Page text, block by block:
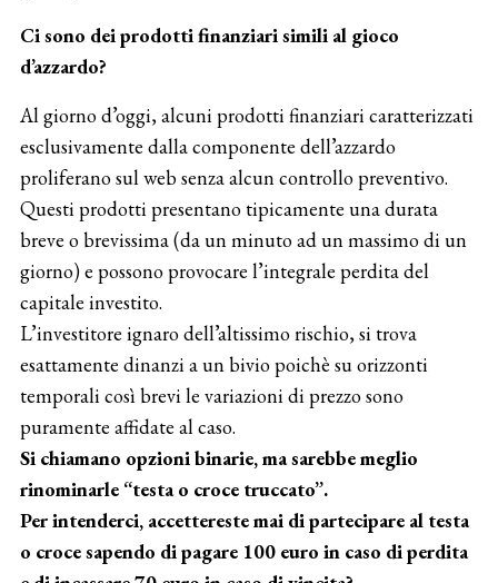
Ci sono dei prodotti finanziari simili al gioco
d’azzardo?
Al giorno d’oggi, alcuni prodotti finanziari caratterizzati
esclusivamente dalla componente dell’azzardo
proliferano sul web senza alcun controllo preventivo.
Questi prodotti presentano tipicamente una durata
breve o brevissima (da un minuto ad un massimo di un
giorno) e possono provocare l’integrale perdita del
capitale investito.
L’investitore ignaro dell’altissimo rischio, si trova
esattamente dinanzi a un bivio poichè su orizzonti
temporali così brevi le variazioni di prezzo sono
puramente affidate al caso.
Si chiamano opzioni binarie, ma sarebbe meglio
rinominarle “testa o croce truccato”.
Per intenderci, accettereste mai di partecipare al testa
o croce sapendo di pagare 100 euro in caso di perdita